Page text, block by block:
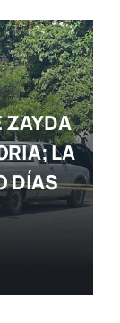
ZAYDA
LA
DÍAS